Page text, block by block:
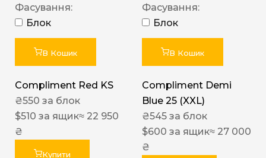
Фасування:
Блок
В Кошик
Compliment Red KS
₴550 за блок
$510 за ящик≈ 22 950
₴
Купити
Фасування:
Блок
В Кошик
Compliment Demi
Blue 25 (XXL)
₴545 за блок
$600 за ящик≈ 27 000
₴